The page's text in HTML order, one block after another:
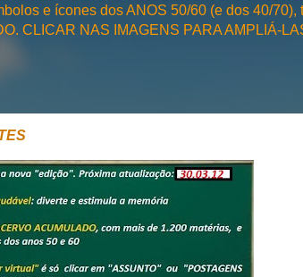
e ícones dos ANOS 50/60 (e dos 40/
CLICAR NAS IMAGENS PARA AMPLIÁ-